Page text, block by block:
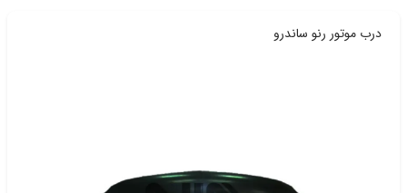
درب موتور رنو ساندرو